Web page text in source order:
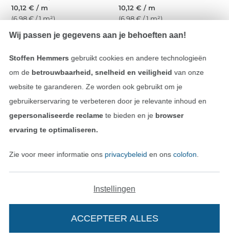
10,12 € / m
(6,98 € / 1 m²)
10,12 € / m
(6,98 € / 1 m²)
11,13 € / m
10,12 € / m
Wij passen je gegevens aan je behoeften aan!
Stoffen Hemmers gebruikt cookies en andere technologieën
om de betrouwbaarheid, snelheid en veiligheid van onze
website te garanderen. Ze worden ook gebruikt om je
gebruikerservaring te verbeteren door je relevante inhoud en
gepersonaliseerde reclamete bieden en je browser
ervaring te optimaliseren.
Zie voor meer informatie ons privacybeleid en ons colofon
Instellingen
ACCEPTEER ALLES